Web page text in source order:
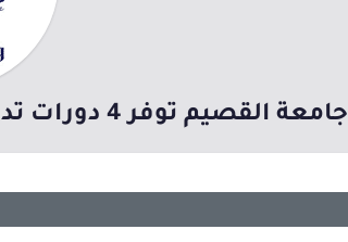
جامعة القصيم توفر 4 دورات تدريبية مجانية بشهادات مُعتمدة (عن بُعد)